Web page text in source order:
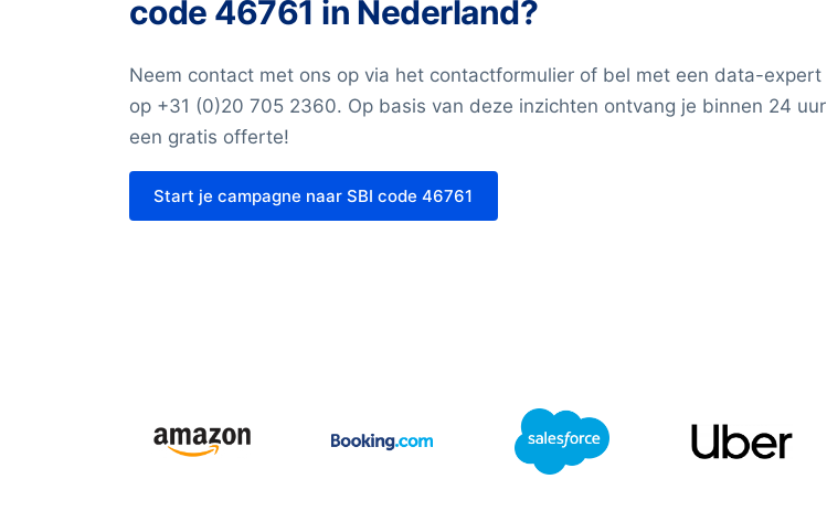
Volledig Postadres (Bedrijfsnaam – Adres – Woonplaats –
Postbusadres)
Telefoonnummer
Functie contactpersoon
Andere gegevens nodig? Neem contact met ons op!
info@bolddata.nl voor de mogelijkheden. Wij helpen u graag verder.
code 46761 in Nederland?
Neem contact met ons op via het contactformulier of bel met een data-expert
op +31 (0)20 705 2360. Op basis van deze inzichten ontvang je binnen 24 uur
een gratis offerte!
Start je campagne naar SBI code 46761